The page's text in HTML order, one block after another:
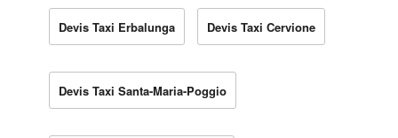
Devis Taxi Erbalunga Devis Taxi Cervione
Devis Taxi Santa-Maria-Poggio